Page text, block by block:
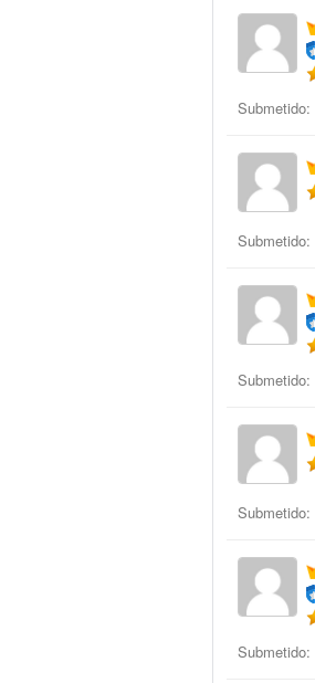
Submetido:
Submetido:
Submetido:
Submetido:
Submetido: